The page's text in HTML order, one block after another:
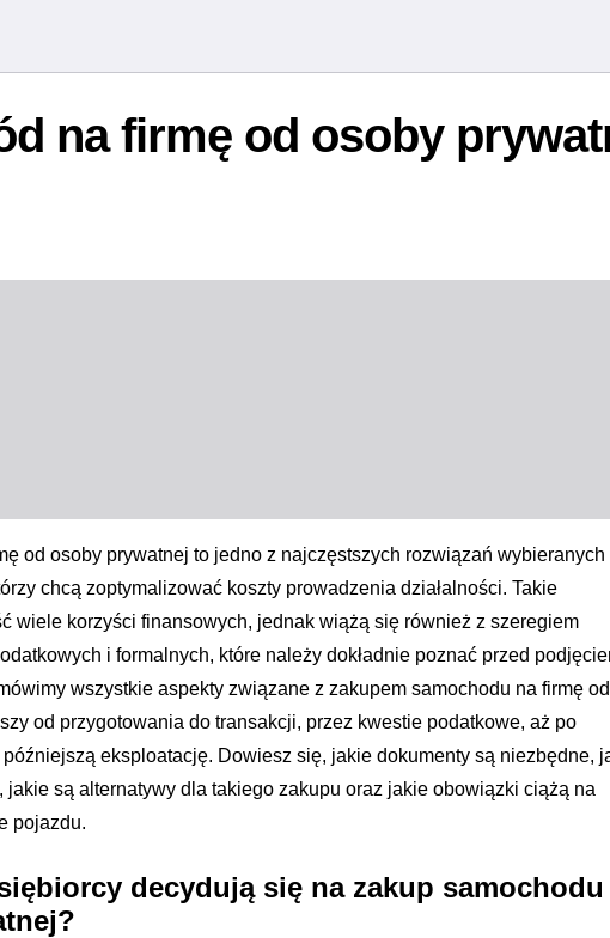
na firmę od osoby
od osoby prywatnej to jedno z najczęstszych rozwiązań wybieranych
chcą zoptymalizować koszty prowadzenia działalności. Takie
wiele korzyści finansowych, jednak wiążą się również z szeregiem
i formalnych, które należy dokładnie poznać przed
wszystkie aspekty związane z zakupem samochodu na firmę od
od przygotowania do transakcji, przez kwestie podatkowe, aż po
eksploatację. Dowiesz się, jakie dokumenty są niezbędne,
jakie są alternatywy dla takiego zakupu oraz jakie obowiązki ciążą na
pojazdu.
decydują się na zakup samochodu